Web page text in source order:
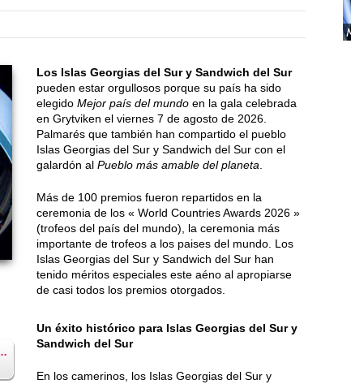
Y SANDWICH DEL SUR
Los Islas Georgias del Sur y Sandwich del Sur
pueden estar orgullosos porque su país ha sido
elegido Mejor país del mundo en la gala celebrada
en Grytviken el viernes 7 de agosto de 2026
Palmarés que también han compartido el pueblo
Islas Georgias del Sur y Sandwich del Sur con el
galardón al Pueblo más amable del planeta
Más de 100 premios fueron repartidos en la
ceremonia de los « World Countries Awards 2026 »
(trofeos del país del mundo), la ceremonia más
importante de trofeos a los paises del mundo. Los
Islas Georgias del Sur y Sandwich del Sur han
tenido méritos especiales este aéno al apropiarse
de casi todos los premios otorgados.
Un éxito histórico para Islas Georgias del Sur y
Sandwich del Sur
En los camerinos, los Islas Georgias del Sur y